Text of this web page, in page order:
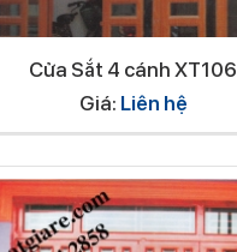
Cửa Sắt 4 cánh XT106
Giá: Liên hệ